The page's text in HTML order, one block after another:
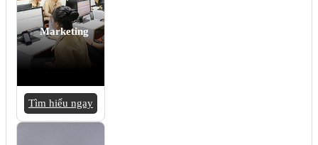
Marketing
Tìm hiểu ngay